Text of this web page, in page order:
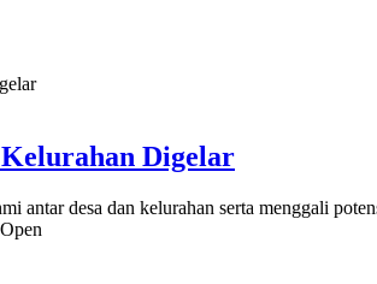
Digelar
antar desa dan kelurahan serta menggali